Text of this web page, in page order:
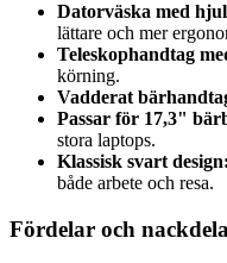
Datorväska med
lättare och mer
Teleskophandtag
körning.
Vadderat
Passar för 17,3"
stora laptops.
Klassisk svart design:
både arbete och resa.
Fördelar och